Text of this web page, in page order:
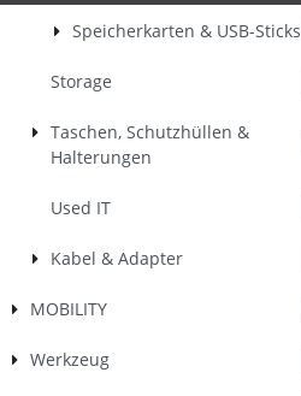
Speicherkarten & USB-Sticks
Storage
Taschen, Schutzhüllen &
Halterungen
Used IT
Kabel & Adapter
MOBILITY
Werkzeug